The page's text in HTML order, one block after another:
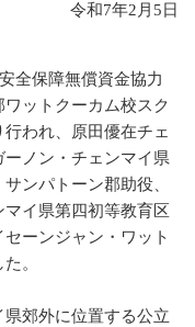
令和7年2月5日
保障無償資金協力
ットクーカム校スク
われ、原田優在チェ
ノン・チェンマイ県
ンパトーン郡助役、
イ県第四初等教育区
ーンジャン・ワット
。
郊外に位置する公立